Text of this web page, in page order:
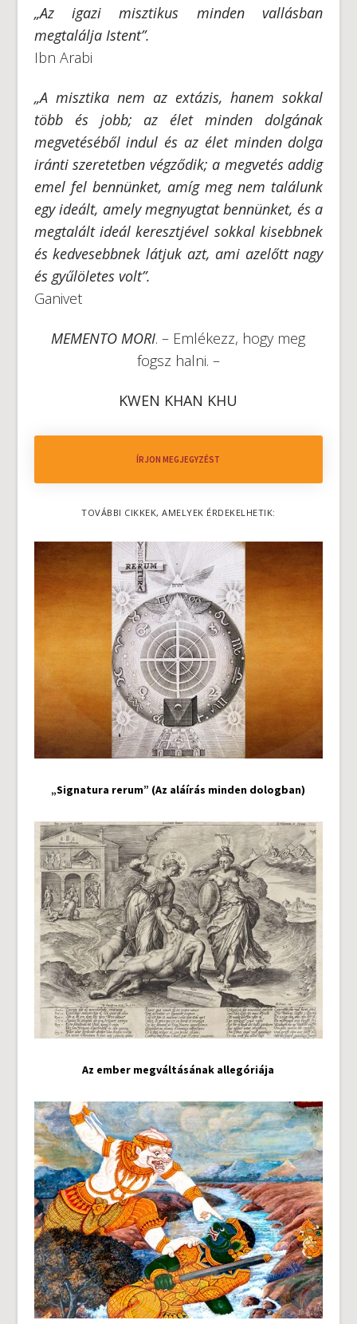
„Az igazi misztikus minden vallásban
megtalálja Istent”.
Ibn Arabi
„A misztika nem az extázis, hanem sokkal
több és jobb; az élet minden dolgának
megvetéséből indul és az élet minden dolga
iránti szeretetben végződik; a megvetés addig
emel fel bennünket, amíg meg nem találunk
egy ideált, amely megnyugtat bennünket, és a
megtalált ideál keresztjével sokkal kisebbnek
és kedvesebbnek látjuk azt, ami azelőtt nagy
és gyűlöletes volt”.
Ganivet
MEMENTO MORI. – Emlékezz, hogy meg
fogsz halni. –
KWEN KHAN KHU
ÍRJON MEGJEGYZÉST
TOVÁBBI CIKKEK, AMELYEK ÉRDEKELHETIK:
„Signatura rerum” (Az aláírás minden dologban)
Az ember megváltásának allegóriája